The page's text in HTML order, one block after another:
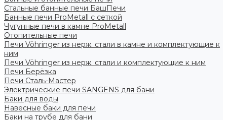
Стальные банные печи БашПечи
Банные печи ProMetall с сеткой
Чугунные печи в камне ProMetall
Отопительные печи
Печи Vöhringer из нерж. стали в камне и комплектующие к
ним
Печи Vöhringer из нерж. стали и комплектующие к ним
Печи Берёзка
Печи Сталь-Мастер
Электрические печи SANGENS для бани
Баки для воды
Навесные баки для печи
Баки на трубе для бани